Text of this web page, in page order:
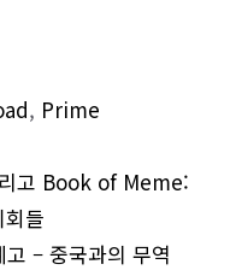
, Prime
고 Book of Meme:
들
– 중국과의 무역